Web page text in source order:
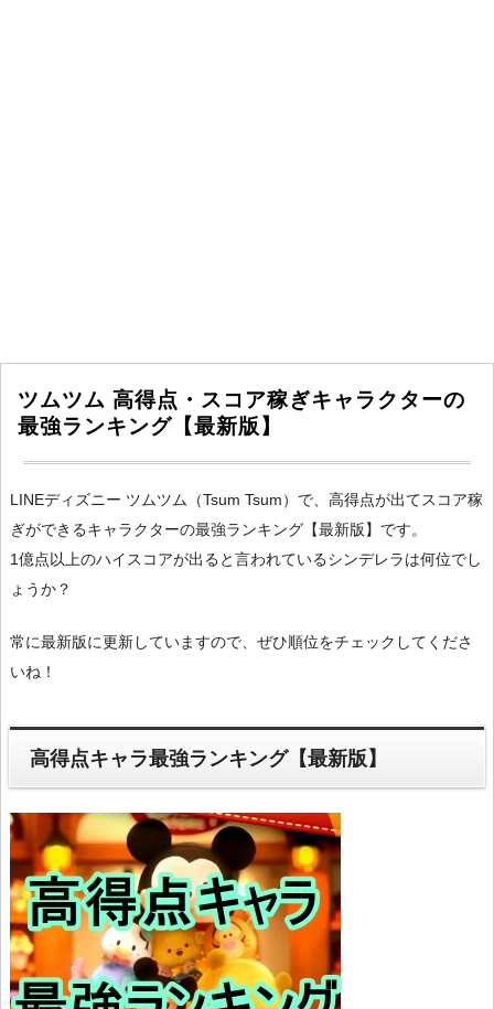
ツムツム 高得点・スコア稼ぎキャラクターの
最強ランキング【最新版】
LINEディズニー ツムツム（Tsum Tsum）で、高得点が出てスコア稼
ぎができるキャラクターの最強ランキング【最新版】です。
1億点以上のハイスコアが出ると言われているシンデレラは何位でし
ょうか？
常に最新版に更新していますので、ぜひ順位をチェックしてくださ
いね！
高得点キャラ最強ランキング【最新版】